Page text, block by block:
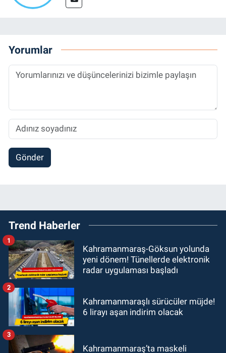
Yorumlar
Gönder
Trend Haberler
Kahramanmaraş-Göksun yolunda
yeni dönem! Tünellerde elektronik
radar uygulaması başladı
1
Kahramanmaraşlı sürücüler müjde!
6 lirayı aşan indirim olacak
2
Kahramanmaraş’ta maskeli
3